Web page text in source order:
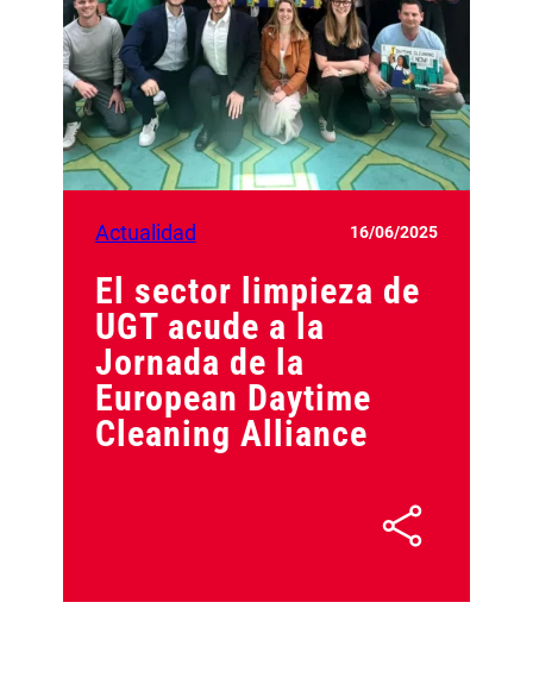
Actualidad 16/06/2025
El sector limpieza de
UGT acude a la
Jornada de la
European Daytime
Cleaning Alliance